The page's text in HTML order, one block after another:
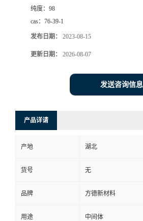
纯度： 98
cas： 76-39-1
发布日期： 2023-08-15
更新日期： 2026-08-07
发送咨询信息
产品详请
产地 湖北
货号 无
品牌 方德新材料
用途 中间体